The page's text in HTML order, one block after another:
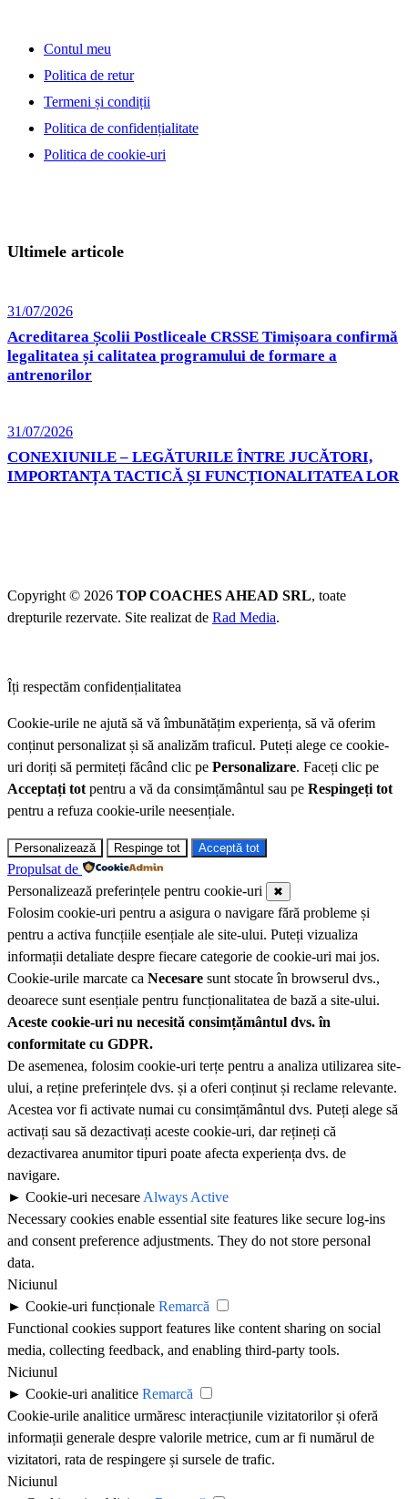
Contul meu
Politica de retur
Termeni și condiții
Politica de confidențialitate
Politica de cookie-uri
Ultimele articole
31/07/2026
Acreditarea Școlii Postliceale CRSSE Timișoara confirmă
legalitatea și calitatea programului de formare a
antrenorilor
31/07/2026
CONEXIUNILE – LEGĂTURILE ÎNTRE JUCĂTORI,
IMPORTANȚA TACTICĂ ȘI FUNCȚIONALITATEA LOR
Copyright © 2026 TOP COACHES AHEAD SRL, toate
drepturile rezervate. Site realizat de Rad Media.
Îți respectăm confidențialitatea
Cookie-urile ne ajută să vă îmbunătățim experiența, să vă oferim
conținut personalizat și să analizăm traficul. Puteți alege ce cookie-
uri doriți să permiteți făcând clic pe Personalizare. Faceți clic pe
Acceptați tot pentru a vă da consimțământul sau pe Respingeți tot
pentru a refuza cookie-urile neesențiale.
Personalizează Respinge tot Acceptă tot
Propulsat de
Personalizează preferințele pentru cookie-uri
✖
Folosim cookie-uri pentru a asigura o navigare fără probleme și
pentru a activa funcțiile esențiale ale site-ului. Puteți vizualiza
informații detaliate despre fiecare categorie de cookie-uri mai jos.
Cookie-urile marcate ca Necesare sunt stocate în browserul dvs.,
deoarece sunt esențiale pentru funcționalitatea de bază a site-ului.
Aceste cookie-uri nu necesită consimțământul dvs. în
conformitate cu GDPR.
De asemenea, folosim cookie-uri terțe pentru a analiza utilizarea site-
ului, a reține preferințele dvs. și a oferi conținut și reclame relevante.
Acestea vor fi activate numai cu consimțământul dvs. Puteți alege să
activați sau să dezactivați aceste cookie-uri, dar rețineți că
dezactivarea anumitor tipuri poate afecta experiența dvs. de
navigare.
► Cookie-uri necesare Always Active
Necessary cookies enable essential site features like secure log-ins
and consent preference adjustments. They do not store personal
data.
Niciunul
► Cookie-uri funcționale Remarcă
Functional cookies support features like content sharing on social
media, collecting feedback, and enabling third-party tools.
Niciunul
► Cookie-uri analitice Remarcă
Cookie-urile analitice urmăresc interacțiunile vizitatorilor și oferă
informații generale despre valorile metrice, cum ar fi numărul de
vizitatori, rata de respingere și sursele de trafic.
Niciunul